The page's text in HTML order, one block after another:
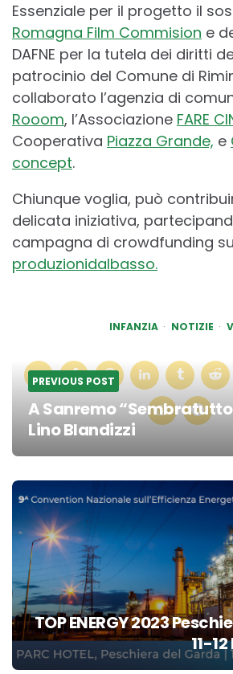
Essenziale per il progetto il
Romagna Film Commision e
DAFNE per la tutela dei diritti
patrocinio del Comune di
collaborato l’agenzia di
Rooom, l’Associazione FARE
Cooperativa Piazza Grande, e
concept.
Chiunque voglia, può
delicata iniziativa,
campagna di crowdfunding
produzionidalbasso.
INFANZIA NOTIZIE
Post
navigation
PREVIOUS POST
A Sanremo
Lino Blandizzi
TOP ENERGY 2023
11-